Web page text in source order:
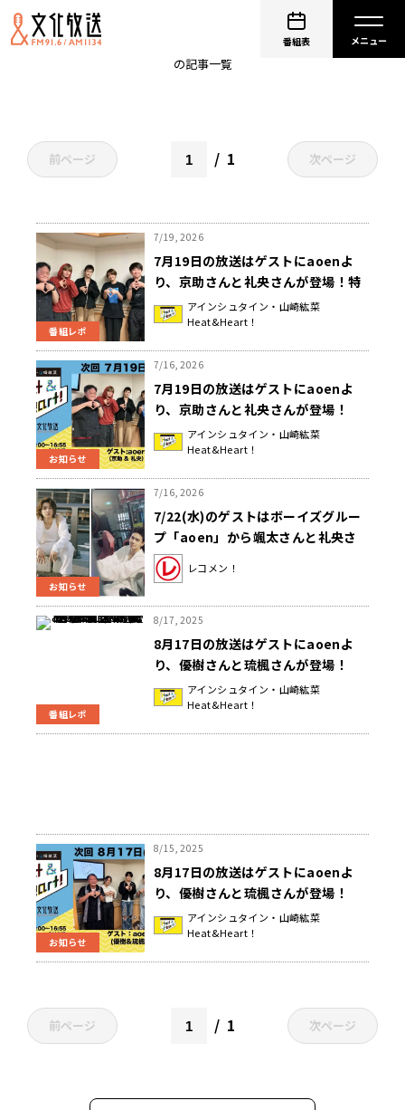
番組表
の記事一覧
前ページ 1 次ページ
番組レポ
7/19, 2026
7月19日の放送はゲストにaoenよ
り、京助さんと礼央さんが登場！特
別企画「京助と礼央なら！&分かる
COLOR」『アインシュタイン・山崎
アインシュタイン・山崎紘菜
Heat&Heart！
お知らせ
7/16, 2026
7月19日の放送はゲストにaoenよ
り、京助さんと礼央さんが登場！
『アインシュタイン・山崎紘菜
Heat&Heart!』
アインシュタイン・山崎紘菜
Heat&Heart！
お知らせ
7/16, 2026
7/22(水)のゲストはボーイズグルー
プ「aoen」から颯太さんと礼央さ
ん！【矢吹奈子のレコメン！】
レコメン！
番組レポ
8/17, 2025
8月17日の放送はゲストにaoenよ
り、優樹さんと琉楓さんが登場！
「優樹と琉楓の教えて！&デビュ
ー!?」『アインシュタイン・山崎紘
アインシュタイン・山崎紘菜
Heat&Heart！
お知らせ
8/15, 2025
8月17日の放送はゲストにaoenよ
り、優樹さんと琉楓さんが登場！
『アインシュタイン・山崎紘菜
Heat&Heart!』
アインシュタイン・山崎紘菜
Heat&Heart！
前ページ 1 次ページ